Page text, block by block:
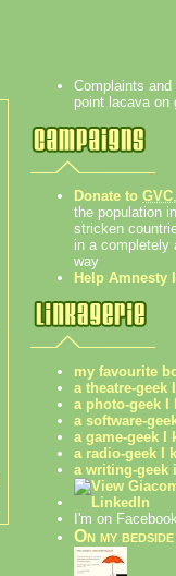
Complaints
point lacava on
Donate to GVC
the population
stricken
in a completely
way
Help Amnesty
my favourite
a theatre-geek
a photo-geek I
a software-
a game-geek I
a radio-geek I
a writing-geek
I'm on
On my